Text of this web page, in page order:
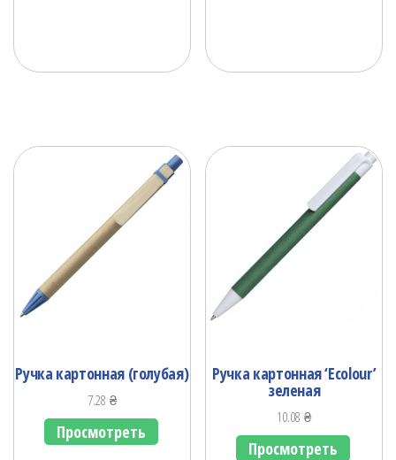
Ручка картонная (голубая)
7.28 ₴
Просмотреть
Ручка картонная ‘Ecolour’
зеленая
10.08₴
Просмотреть